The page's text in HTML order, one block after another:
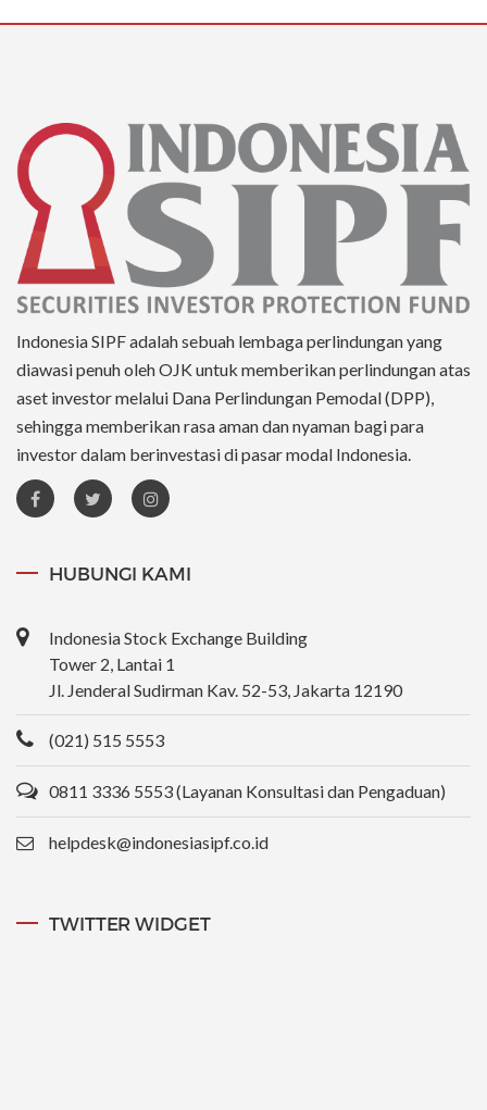
Indonesia SIPF adalah sebuah lembaga perlindungan yang
diawasi penuh oleh OJK untuk memberikan perlindungan atas
aset investor melalui Dana Perlindungan Pemodal (DPP),
sehingga memberikan rasa aman dan nyaman bagi para
investor dalam berinvestasi di pasar modal Indonesia.
HUBUNGI KAMI
Indonesia Stock Exchange Building
Tower 2, Lantai 1
Jl. Jenderal Sudirman Kav. 52-53, Jakarta 12190
(021) 515 5553
0811 3336 5553 (Layanan Konsultasi dan Pengaduan)
helpdesk@indonesiasipf.co.id
TWITTER WIDGET